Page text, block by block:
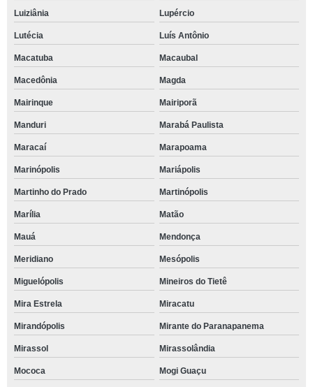
Luiziânia Lupércio
Lutécia Luís Antônio
Macatuba Macaubal
Macedônia Magda
Mairinque Mairiporã
Manduri Marabá Paulista
Maracaí Marapoama
Marinópolis Mariápolis
Martinho do Prado Martinópolis
Marília Matão
Mauá Mendonça
Meridiano Mesópolis
Miguelópolis Mineiros do Tietê
Mira Estrela Miracatu
Mirandópolis Mirante do Paranapanema
Mirassol Mirassolândia
Mococa Mogi Guaçu